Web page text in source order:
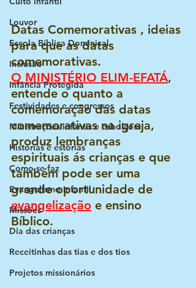
Louvor
Escola Bíblica Dominical
Inclusão
Infância Protegida
Festividades e congressos
Ministrações infantis e esbolçoss
Histórias e estórias
Como se faz
Evangelismo Infantil
Missões
Dia das crianças
Receitinhas das tias e dos tios
Projetos missionários
Datas Comemorativas , ideias
para que as datas
comemorativas.
O MINISTÉRIO ELIM-EFATÁ,
entende o quanto a
comemoração das datas
comemorativas na igreja,
produz lembranças
espirituais ás crianças e que
também pode ser uma
grande oportunidade de
evangelização e ensino
Bíblico.